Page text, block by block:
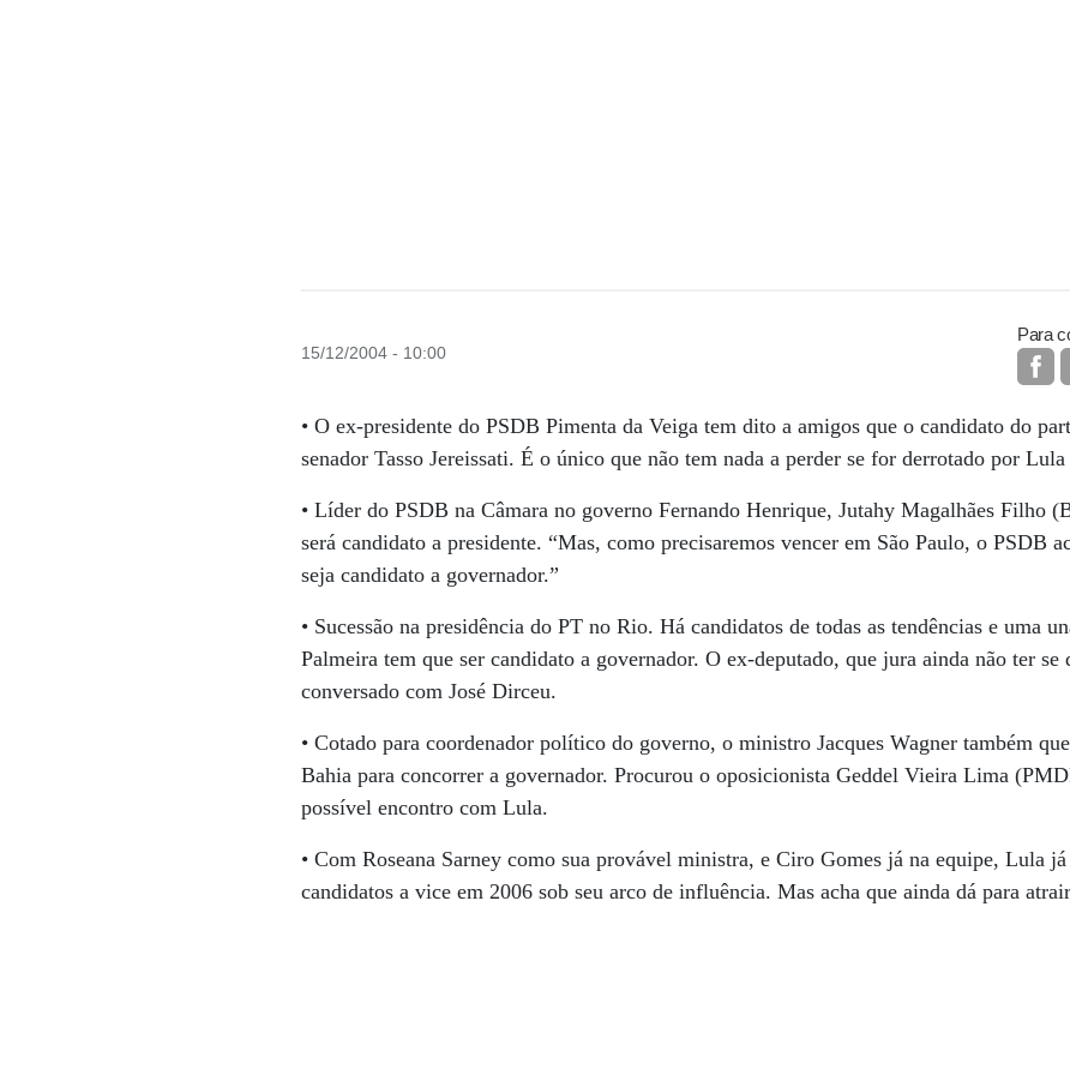
15/12/2004 - 10:00
Para
• O ex-presidente do PSDB Pimenta da Veiga tem dito a amigos que o candidato do
senador Tasso Jereissati. É o único que não tem nada a perder se for derrotado por
• Líder do PSDB na Câmara no governo Fernando Henrique, Jutahy Magalhães Filho
será candidato a presidente. “Mas, como precisaremos vencer em São Paulo, o PSDB
seja candidato a governador.”
• Sucessão na presidência do PT no Rio. Há candidatos de todas as tendências e uma
Palmeira tem que ser candidato a governador. O ex-deputado, que jura ainda não ter se
conversado com José Dirceu.
• Cotado para coordenador político do governo, o ministro Jacques Wagner também
Bahia para concorrer a governador. Procurou o oposicionista Geddel Vieira Lima
possível encontro com Lula.
• Com Roseana Sarney como sua provável ministra, e Ciro Gomes já na equipe, Lula
candidatos a vice em 2006 sob seu arco de influência. Mas acha que ainda dá para